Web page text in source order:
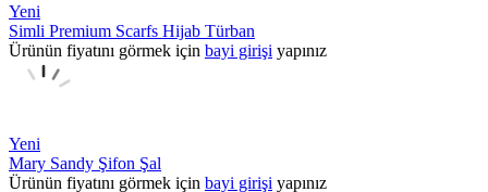
Yeni
Simli Premium Scarfs Hijab Türban
Ürünün fiyatını görmek için bayi girişi yapınız
Yeni
Mary Sandy Şifon Şal
Ürünün fiyatını görmek için bayi girişi yapınız